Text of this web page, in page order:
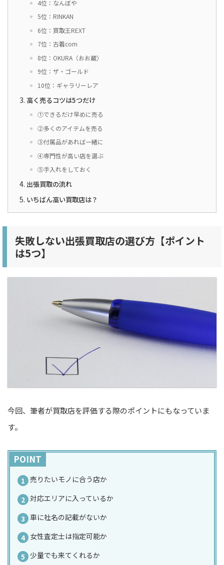
4位：なんぼや
5位：RINKAN
6位：買取王REXT
7位：古着com
8位：OKURA（おお蔵）
9位：ザ・ゴールド
10位：ギャラリーレア
高く売るコツは5つだけ
①できるだけ早めに売る
②多くのアイテムを売る
③付属品があれば一緒に
④専門性が高い店を選ぶ
⑤手入れをしておく
出張買取の流れ
いちばん高い買取店は？
失敗しない出張買取店の選び方【ポイント
は5つ】
今回、筆者が買取店を評価する際のポイントにもなっていま
す。
POINT
売りたいモノに合う店か
対応エリアに入っているか
車に社名の記載がないか
女性査定士は指定可能か
少量でも来てくれるか